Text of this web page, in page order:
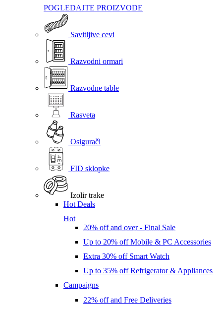
POGLEDAJTE PROIZVODE
Savitljive cevi
Razvodni ormari
Razvodne table
Rasveta
Osigurači
FID sklopke
Izolir trake
Hot Deals
Hot
20% off and over - Final Sale
Up to 20% off Mobile & PC Accessories
Extra 30% off Smart Watch
Up to 35% off Refrigerator & Appliances
Campaigns
22% off and Free Deliveries